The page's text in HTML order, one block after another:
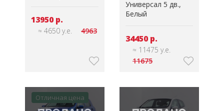
13950 р.
≈ 4650 у.е. 4963
Универсал 5 дв.
Белый
34450 р.
≈ 11475 у.е.
11675
Отличная цена